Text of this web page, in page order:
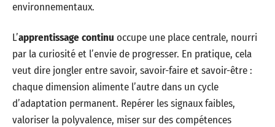
environnementaux.
L’apprentissage continu occupe une place centrale, nourri
par la curiosité et l’envie de progresser. En pratique, cela
veut dire jongler entre savoir, savoir-faire et savoir-être :
chaque dimension alimente l’autre dans un cycle
d’adaptation permanent. Repérer les signaux faibles,
valoriser la polyvalence, miser sur des compétences